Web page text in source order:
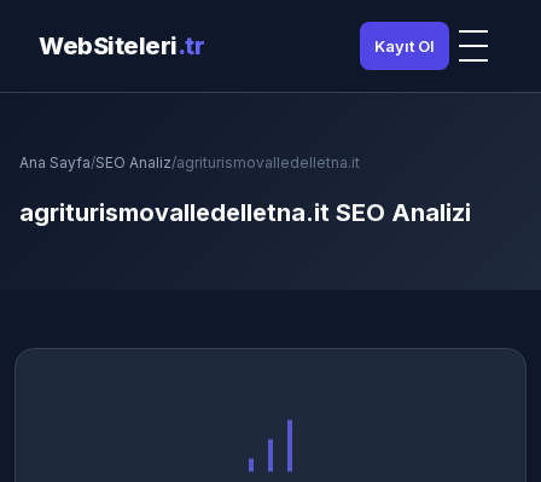
WebSiteleri.tr Kayıt Ol
Ana Sayfa/SEO Analiz/agriturismovalledelletna.it
agriturismovalledelletna.it SEO Analizi